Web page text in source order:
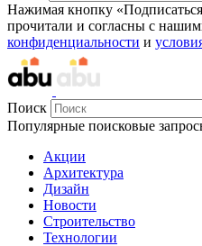
Нажимая кнопку
прочитали и согласны с
конфиденциальности и
Поиск
Популярные поисковые
Акции
Архитектура
Дизайн
Новости
Строительство
Технологии